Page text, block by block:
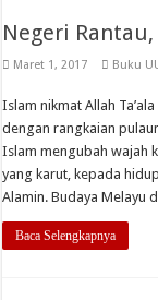
Negeri
Maret 1, 2017 Buku
Islam nikmat Allah
dengan rangkaian
Islam mengubah wajah
yang karut, kepada
Alamin. Budaya Melayu
Baca Selengkapnya